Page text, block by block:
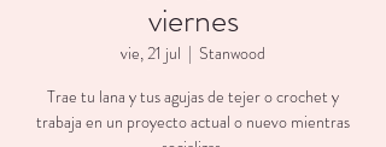
viernes
vie, 21 jul
  |
Stanwood
Trae tu lana y tus agujas de tejer o crochet y
trabaja en un proyecto actual o nuevo mientras